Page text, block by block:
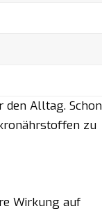
Alltag. Schon
zu
Wirkung auf